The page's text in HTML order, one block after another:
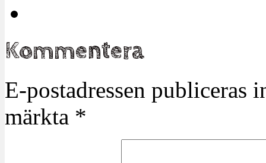
Kommentera
E-postadressen publiceras
märkta *